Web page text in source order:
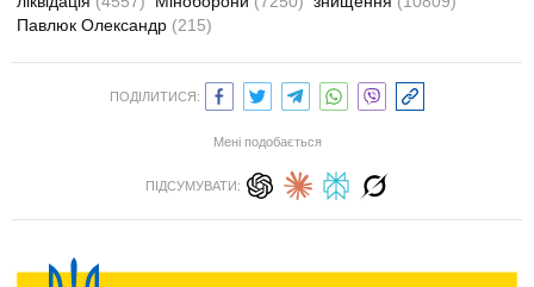
Павлюк Олександр (215)
ПОДІЛИТИСЯ:
Мені подобається
ПІДСУМУВАТИ: